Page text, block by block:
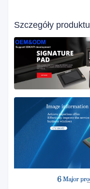
Szczegóły produktu